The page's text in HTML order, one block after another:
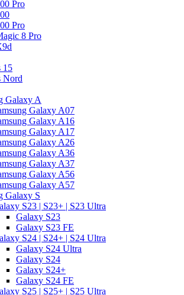
Pro
Pro
8 Pro
15
Nord
Galaxy A
Galaxy A07
Galaxy A16
Galaxy A17
Galaxy A26
Galaxy A36
Galaxy A37
Galaxy A56
Galaxy A57
Galaxy S
S23 | S23+ | S23 Ultra
Galaxy S23
Galaxy S23 FE
S24 | S24+ | S24 Ultra
Galaxy S24 Ultra
Galaxy S24
Galaxy S24+
Galaxy S24 FE
S25 | S25+ | S25 Ultra